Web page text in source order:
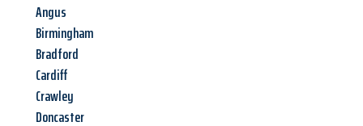
Angus
Birmingham
Bradford
Cardiff
Crawley
Doncaster